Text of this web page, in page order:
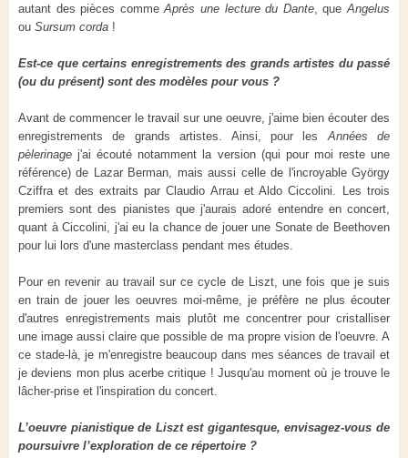
autant des pièces commeAprès une lecture du Dante, queAngelus
ou Sursum corda !
Est-ce que certains enregistrements des grands artistes du passé
(ou du présent) sont des modèles pour vous ?
Avant de commencer le travail sur une oeuvre, j'aime bien écouter des
enregistrements de grands artistes. Ainsi, pour les Années de
pèlerinage j'ai écouté notamment la version (qui pour moi reste une
référence) de Lazar Berman, mais aussi celle de l'incroyable György
Cziffra et des extraits par Claudio Arrau et Aldo Ciccolini. Les trois
premiers sont des pianistes que j'aurais adoré entendre en concert,
quant à Ciccolini, j'ai eu la chance de jouer une Sonate de Beethoven
pour lui lors d'une masterclass pendant mes études.
Pour en revenir au travail sur ce cycle de Liszt, une fois que je suis
en train de jouer les oeuvres moi-même, je préfère ne plus écouter
d'autres enregistrements mais plutôt me concentrer pour cristalliser
une image aussi claire que possible de ma propre vision de l'oeuvre. A
ce stade-là, je m'enregistre beaucoup dans mes séances de travail et
je deviens mon plus acerbe critique ! Jusqu'au moment où je trouve le
lâcher-prise et l'inspiration du concert.
L’oeuvre pianistique de Liszt est gigantesque, envisagez-vous de
poursuivre l’exploration de ce répertoire ?